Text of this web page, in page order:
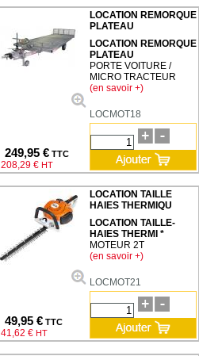
249,95 € TTC
208,29 € HT
LOCATION REMORQUE
PLATEAU
LOCATION REMORQUE
PLATEAU
PORTE VOITURE /
MICRO TRACTEUR
(en savoir +)
LOCMOT18
49,95 € TTC
41,62 € HT
LOCATION TAILLE
HAIES THERMIQU
LOCATION TAILLE-
HAIES THERMI *
MOTEUR 2T
(en savoir +)
LOCMOT21